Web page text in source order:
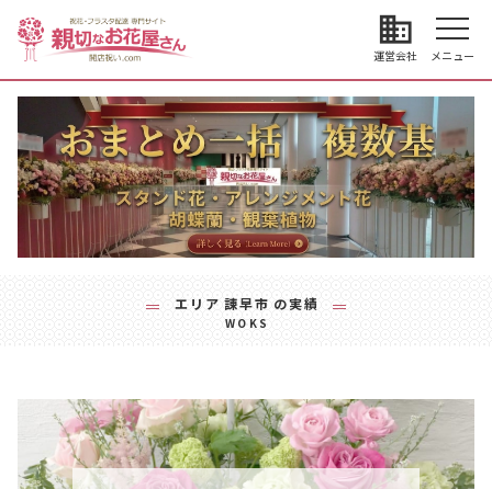
business
運営会社 メニュー
エリア 諌早市 の実績
WOKS